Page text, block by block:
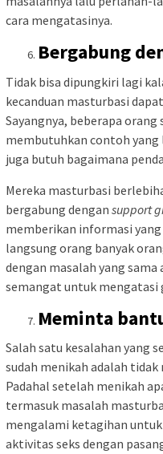
cara mengatasinya.
Bergabung
Tidak bisa dipungkiri lagi
kecanduan masturbasi
Sayangnya, beberapa
membutuhkan contoh
juga butuh bagaimana
Mereka masturbasi
bergabung dengan support
memberikan informasi
langsung orang banyak
dengan masalah yang
semangat untuk mengatasi
Meminta
Salah satu kesalahan yang
sudah menikah adalah tidak
Padahal setelah menikah
termasuk masalah
mengalami ketagihan
aktivitas seks dengan